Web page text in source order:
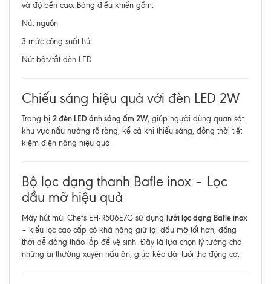
và độ bền cao. Bảng điều khiển gồm:
Nút nguồn
3 mức công suất hút
Nút bật/tắt đèn LED
Chiếu sáng hiệu quả với đèn LED 2W
Trang bị 2 đèn LED ánh sáng ấm 2W, giúp người dùng quan sát
khu vực nấu nướng rõ ràng, kể cả khi thiếu sáng, đồng thời tiết
kiệm điện năng hiệu quả.
Bộ lọc dạng thanh Bafle inox – Lọc
dầu mỡ hiệu quả
Máy hút mùi Chefs EH-R506E7G sử dụng lưới lọc dạng Bafle inox
– kiểu lọc cao cấp có khả năng giữ lại dầu mỡ tốt hơn, đồng
thời dễ dàng tháo lắp để vệ sinh. Đây là lựa chọn lý tưởng cho
những ai thường xuyên nấu ăn, giúp kéo dài tuổi thọ động cơ.